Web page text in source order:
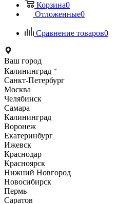
Корзина0
Отложенные0
Сравнение товаров0
Ваш город
Калининград
Санкт-Петербург
Москва
Челябинск
Самара
Калининград
Воронеж
Екатеринбург
Ижевск
Краснодар
Красноярск
Нижний Новгород
Новосибирск
Пермь
Саратов